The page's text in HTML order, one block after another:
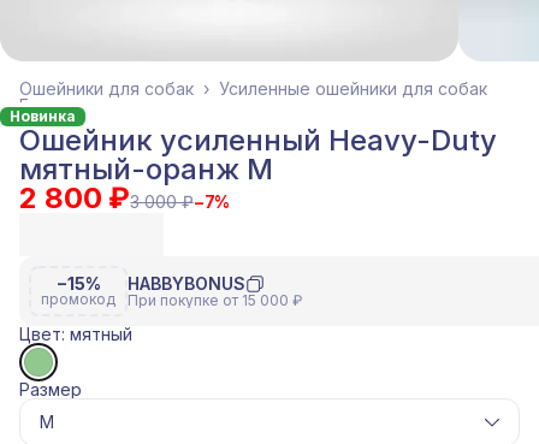
Усиленные ошейники для собак
Ошейники для собак ›
Главная
Новинка
Ошейник усиленный Heavy-Duty
мятный-оранж M
2 800 ₽3 000 ₽−7%
−15%
промокод
HABBYBONUS
При покупке от 15 000 ₽
Цвет: мятный
Размер
M